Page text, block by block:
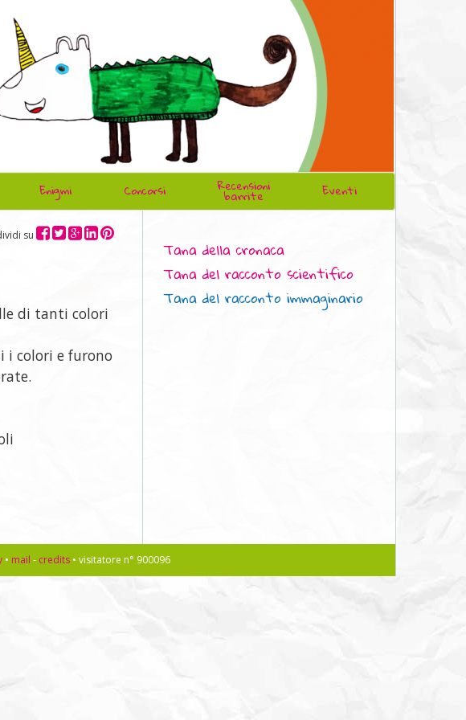
Enigmi Concorsi Recensioni
barrite Eventi
su
di tanti colori
i colori e furono
Tana della cronaca
Tana del racconto scientifico
Tana del racconto immaginario
• mail - credits • visitatore n° 900096